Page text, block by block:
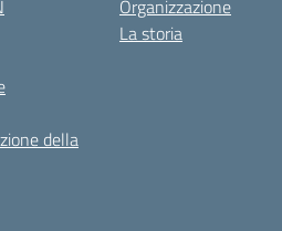
della
Organizzazione
La storia